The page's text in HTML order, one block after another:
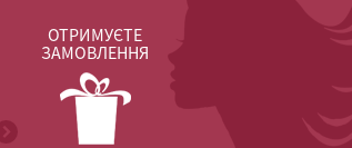
ОТРИМУЄТЕ
ЗАМОВЛЕННЯ